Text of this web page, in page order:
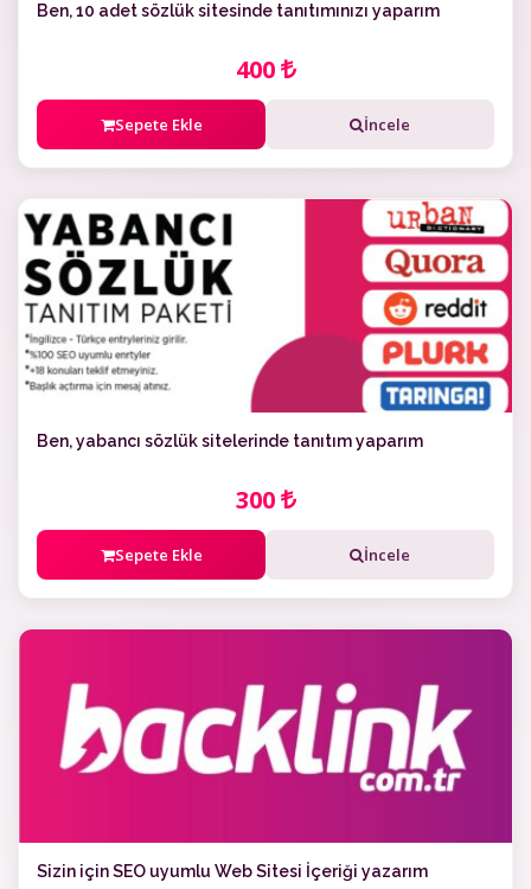
Ben, 10 adet sözlük sitesinde tanıtımınızı yaparım
400
Sepete Ekle İncele
Ben, yabancı sözlük sitelerinde tanıtım yaparım
300
Sepete Ekle İncele
Sizin için SEO uyumlu Web Sitesi İçeriği yazarım